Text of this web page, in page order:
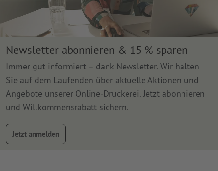
Newsletter abonnieren & 15 % sparen
Immer gut informiert – dank Newsletter. Wir halten
Sie auf dem Laufenden über aktuelle Aktionen und
Angebote unserer Online-Druckerei. Jetzt abonnieren
und Willkommensrabatt sichern.
Jetzt anmelden